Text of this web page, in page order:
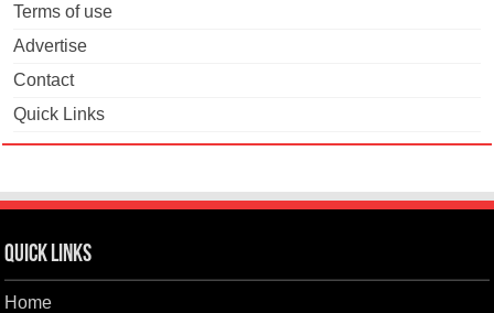
Terms of use
Advertise
Contact
Quick Links
Quick Links
Home